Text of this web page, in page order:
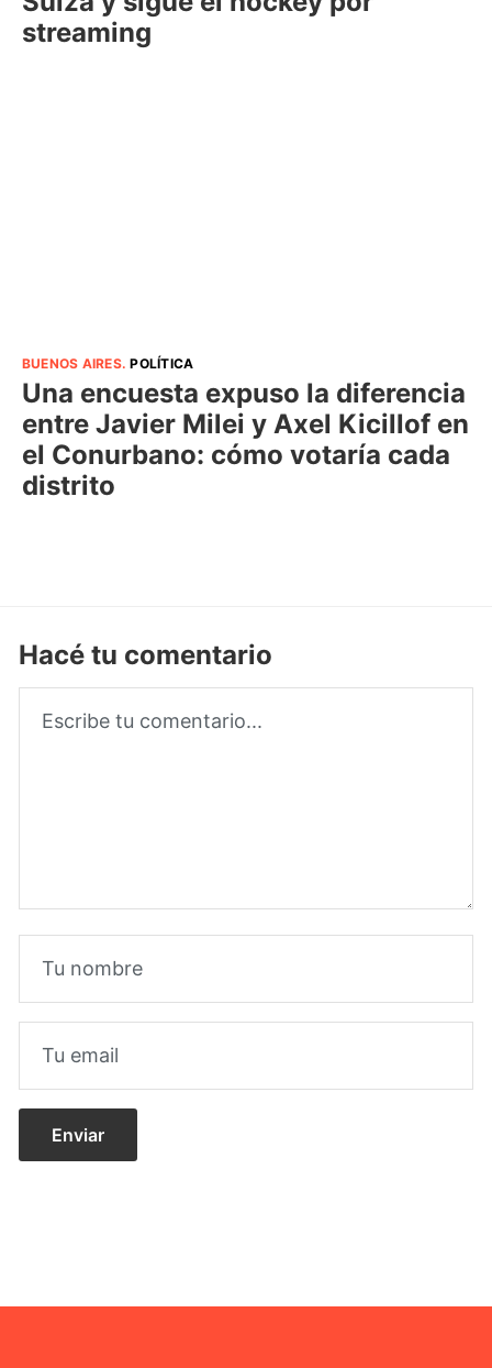
streaming
BUENOS AIRES.POLÍTICA
Una encuesta expuso la diferencia
entre Javier Milei y Axel Kicillof en
el Conurbano: cómo votaría cada
distrito
Hacé tu comentario